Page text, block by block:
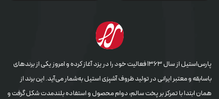
پارس‌استیل از سال ۱۳۶۳ فعالیت خود را در یزد آغاز کرده و امروز یکی از برندهای
باسابقه و معتبر ایرانی در تولید ظروف آشپزی استیل به‌شمار می‌آید. این برند از
همان ابتدا با تمرکز بر پخت سالم، دوام محصول و استفاده بلندمدت شکل گرفت و